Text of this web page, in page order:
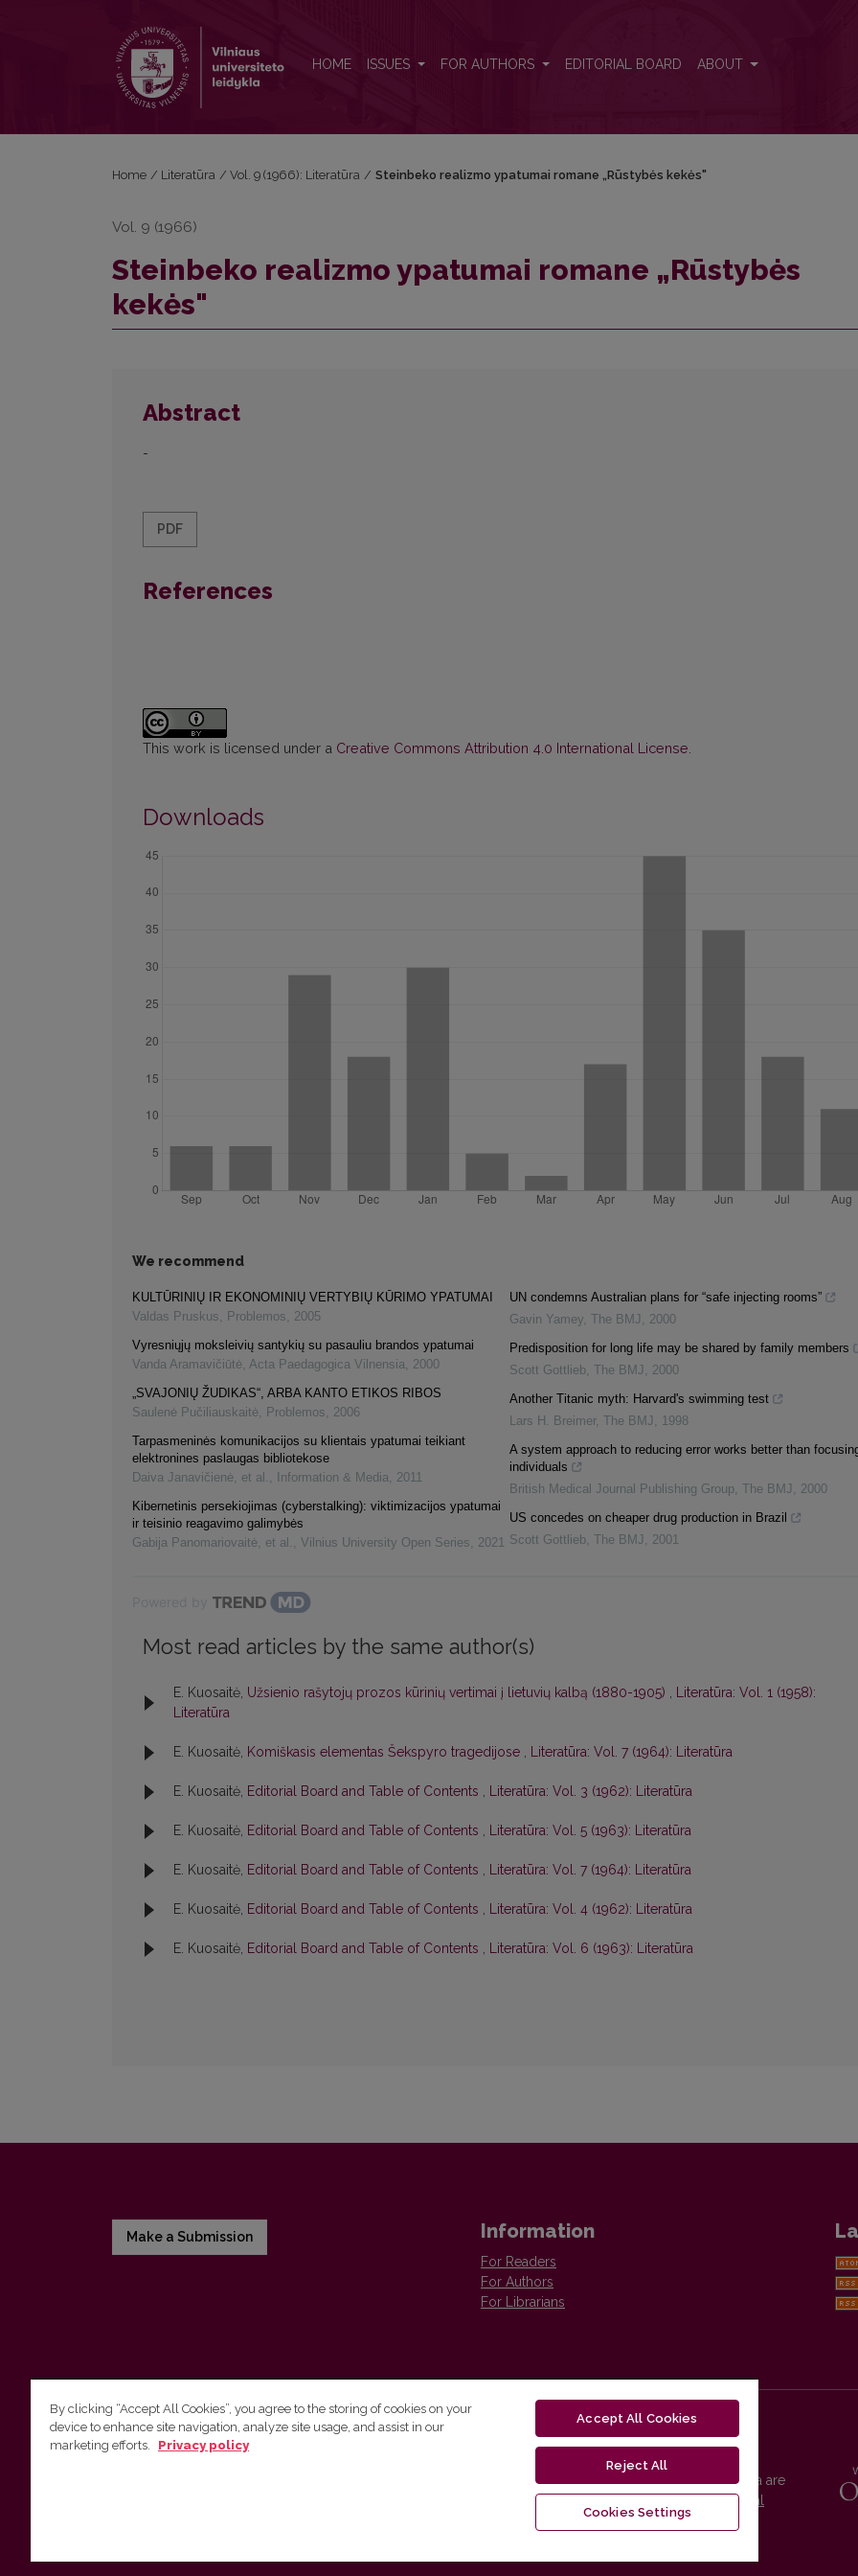
HOME ISSUES FOR AUTHORS EDITORIAL BOARD ABOUT
Home / Literatūra / Vol. 9 (1966): Literatūra / Steinbeko realizmo ypatumai romane „Rūstybės kekės"
Vol. 9 (1966)
Steinbeko realizmo ypatumai romane „Rūstybės
kekės"
Abstract
-
PDF
References
This work is licensed under a Creative Commons Attribution 4.0 International License
Downloads
We recommend
KULTŪRINIŲ IR EKONOMINIŲ VERTYBIŲ KŪRIMO YPATUMAI
Valdas Pruskus, Problemos, 2005
Vyresniųjų moksleivių santykių su pasauliu brandos ypatumai
Vanda Aramavičiūtė, Acta Paedagogica Vilnensia, 2000
„SVAJONIŲ ŽUDIKAS“, ARBA KANTO ETIKOS RIBOS
Saulenė Pučiliauskaitė, Problemos, 2006
Tarpasmeninės komunikacijos su klientais ypatumai teikiant
elektronines paslaugas bibliotekose
Daiva Janavičienė, et al. , Information & Media, 2011
Kibernetinis persekiojimas (cyberstalking): viktimizacijos ypatumai
ir teisinio reagavimo galimybės
Gabija Panomariovaitė, et al. , Vilnius University Open Series, 2021
UN condemns Australian plans for “safe injecting rooms”
Gavin Yamey, The BMJ , 2000
Predisposition for long life may be shared by family members
Scott Gottlieb, The BMJ , 2000
Another Titanic myth: Harvard's swimming test
Lars H. Breimer, The BMJ , 1998
A system approach to reducing error works better than
individuals
British Medical Journal Publishing Group, The BMJ , 2000
US concedes on cheaper drug production in Brazil
Scott Gottlieb, The BMJ , 2001
Most read articles by the same author(s)
E. Kuosaitė, Užsienio rašytojų prozos kūrinių vertimai į lietuvių kalbą (1880-1905) , Literatūra: Vol. 1 (1958):
Literatūra
E. Kuosaitė, Komiškasis elementas Šekspyro tragedijose , Literatūra: Vol. 7 (1964): Literatūra
E. Kuosaitė, Editorial Board and Table of Contents , Literatūra: Vol. 3 (1962): Literatūra
E. Kuosaitė, Editorial Board and Table of Contents , Literatūra: Vol. 5 (1963): Literatūra
E. Kuosaitė, Editorial Board and Table of Contents , Literatūra: Vol. 7 (1964): Literatūra
E. Kuosaitė, Editorial Board and Table of Contents , Literatūra: Vol. 4 (1962): Literatūra
E. Kuosaitė, Editorial Board and Table of Contents , Literatūra: Vol. 6 (1963): Literatūra
Make a Submission Information
For Readers
For Authors
For Librarians
Vilnius University Press
Vilnius University Press platform and metadata are
distributed by
Creative Commons International
By clicking “Accept All Cookies”, you agree to the storing of cookies on your
device to enhance site navigation, analyze site usage, and assist in our
marketing efforts.
Privacy policy
Accept All Cookies
Reject All
Cookies Settings